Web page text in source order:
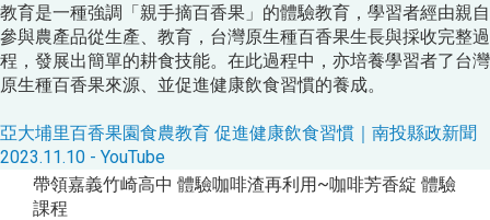
教育是一種強調「親手摘百香果」的體驗教育，學習者經由親自
參與農產品從生產、教育，台灣原生種百香果生長與採收完整過
程，發展出簡單的耕食技能。在此過程中，亦培養學習者了台灣
原生種百香果來源、並促進健康飲食習慣的養成。
亞大埔里百香果園食農教育 促進健康飲食習慣｜南投縣政新聞
2023.11.10 - YouTube
帶領嘉義竹崎高中 體驗咖啡渣再利用~咖啡芳香綻 體驗
課程